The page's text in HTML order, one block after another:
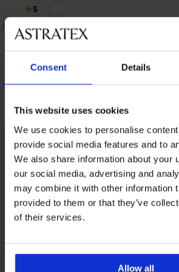
Consent Details
This website uses cookies
We use cookies to personalise
provide social media features and to
We also share information about your
our social media, advertising and
may combine it with other information
provided to them or that they’ve
of their services.
Allow all
5
Grudnjak Maia 4D zaglađujući
41,99 €
Otkrijte slične